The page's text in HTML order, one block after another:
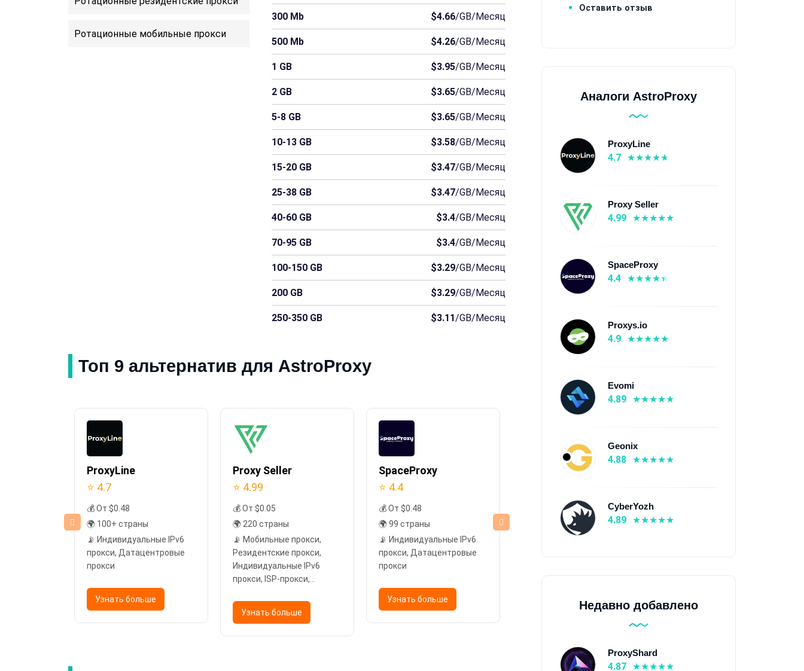
Ротационные мобильные прокси
300 Mb $4.66/GB/Месяц
500 Mb $4.26/GB/Месяц
1 GB $3.95/GB/Месяц
2 GB $3.65/GB/Месяц
5-8 GB $3.65/GB/Месяц
10-13 GB $3.58/GB/Месяц
15-20 GB $3.47/GB/Месяц
25-38 GB $3.47/GB/Месяц
40-60 GB $3.4/GB/Месяц
70-95 GB $3.4/GB/Месяц
100-150 GB $3.29/GB/Месяц
200 GB $3.29/GB/Месяц
250-350 GB $3.11/GB/Месяц
Топ 9 альтернатив для AstroProxy
ProxyLine
⭐ 4.7
💰 От $0.48
🌍 100+ страны
📡 Индивидуальные IPv6
прокси, Датацентровые
прокси
Узнать больше
Proxy Seller
⭐ 4.99
💰 От $0.05
🌍 220 страны
📡 Мобильные прокси,
Резидентские прокси,
Индивидуальные IPv6
прокси, ISP-прокси,
Узнать больше
SpaceProxy
⭐ 4.4
💰 От $0.48
🌍 99 страны
📡 Индивидуальные IPv6
прокси, Датацентровые
прокси
Узнать больше
Proxys.io
💰 От $0.1
🌍 195+ страны
Датацентровые прокси
Узнать больше
🌍 150+ страны
Узнать больше
Оставить отзыв
Аналоги AstroProxy
ProxyLine
4.7
Proxy Seller
4.99
SpaceProxy
4.4
Proxys.io
4.9
Evomi
4.89
Geonix
4.88
CyberYozh
4.89
Недавно добавлено
ProxyShard
4.87